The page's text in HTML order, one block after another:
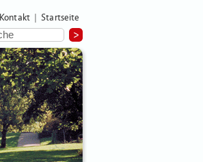
Kontakt Startseite